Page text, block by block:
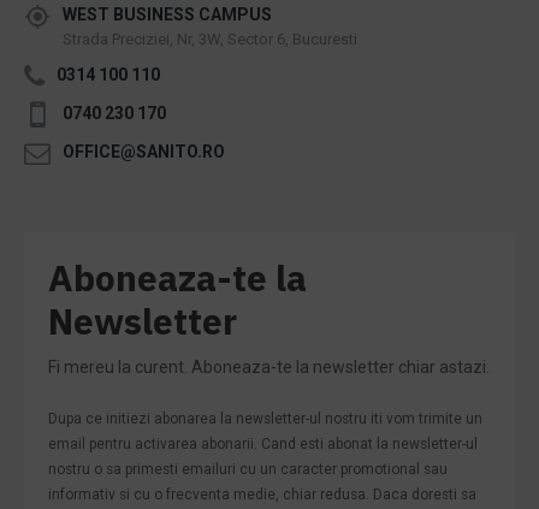
WEST BUSINESS CAMPUS
Strada Preciziei, Nr, 3W, Sector 6, Bucuresti
0314 100 110
0740 230 170
OFFICE@SANITO.RO
Aboneaza-te la
Newsletter
Fi mereu la curent. Aboneaza-te la newsletter chiar astazi.
Dupa ce initiezi abonarea la newsletter-ul nostru iti vom trimite un
email pentru activarea abonarii. Cand esti abonat la newsletter-ul
nostru o sa primesti emailuri cu un caracter promotional sau
informativ si cu o frecventa medie, chiar redusa. Daca doresti sa